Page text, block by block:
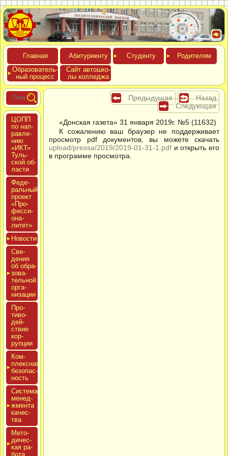
Глав­ная Аби­тури­ен­ту Сту­ден­ту
Роди­телям
Обра­зова­тель­
ный про­цесс
Сайт ав­тошко­
лы кол­леджа
ЦОПП
по нап­
равле­
нию
«ИКТ»
Туль­
ской об­
ласти
Феде­
раль­ный
про­ект
«Про­
фес­си­
она­
литет»
Новос­ти
Све­
дения
об об­ра­
зова­
тель­ной
ор­га­
низа­ции
Про­
тиво­
дей­
ствие
кор­
рупции
Ком­
плексная
бе­зопас­
ность
Сис­те­ма
ме­нед­
жмен­та
ка­чес­
тва
Мето­
дичес­
кая ра­
бота
Предыдущая
Назад
Следующая
«Донская газета» 31 января 2019г. №5 (11632)
К сожалению ваш браузер не поддерживает
просмотр pdf документов, вы можете скачать
upload/pressa/2019/2019-01-31-1.pdf и открыть его
в программе просмотра.